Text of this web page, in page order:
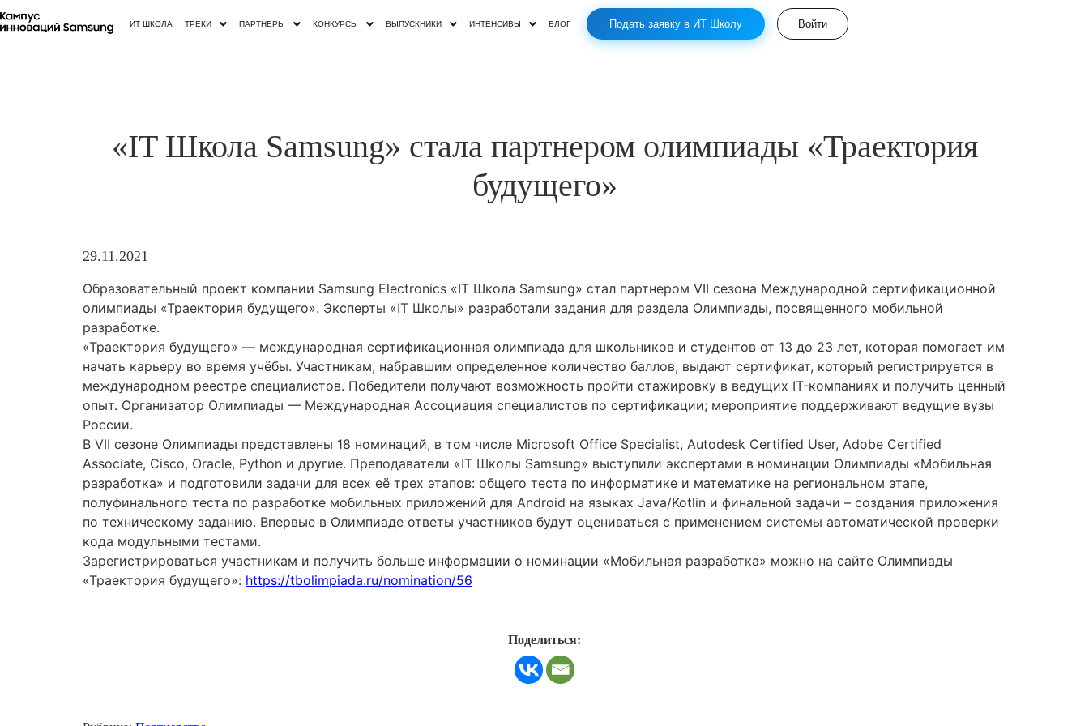
ИТ ШКОЛА ТРЕКИ ПАРТНЕРЫ КОНКУРСЫ ВЫПУСКНИКИ ИНТЕНСИВЫ БЛОГ Подать заявку в ИТ Школу Войти
«IT Школа Samsung» стала партнером олимпиады «Траектория
будущего»
29.11.2021
Образовательный проект компании Samsung Electronics «IT Школа Samsung» стал партнером VII сезона Международной сертификационной
олимпиады «Траектория будущего». Эксперты «IT Школы» разработали задания для раздела Олимпиады, посвященного мобильной
разработке.
«Траектория будущего» — международная сертификационная олимпиада для школьников и студентов от 13 до 23 лет, которая помогает им
начать карьеру во время учёбы. Участникам, набравшим определенное количество баллов, выдают сертификат, который регистрируется в
международном реестре специалистов. Победители получают возможность пройти стажировку в ведущих IT-компаниях и получить ценный
опыт. Организатор Олимпиады — Международная Ассоциация специалистов по сертификации; мероприятие поддерживают ведущие вузы
России.
В VII сезоне Олимпиады представлены 18 номинаций, в том числе Microsoft Office Specialist, Autodesk Certified User, Adobe Certified
Associate, Cisco, Oracle, Python и другие. Преподаватели «IT Школы Samsung» выступили экспертами в номинации Олимпиады «Мобильная
разработка» и подготовили задачи для всех её трех этапов: общего теста по информатике и математике на региональном этапе,
полуфинального теста по разработке мобильных приложений для Android на языках Java/Kotlin и финальной задачи – создания приложения
по техническому заданию. Впервые в Олимпиаде ответы участников будут оцениваться с применением системы автоматической проверки
кода модульными тестами.
Зарегистрироваться участникам и получить больше информации о номинации «Мобильная разработка» можно на сайте Олимпиады
«Траектория будущего»: https://tbolimpiada.ru/nomination/56
Поделиться: